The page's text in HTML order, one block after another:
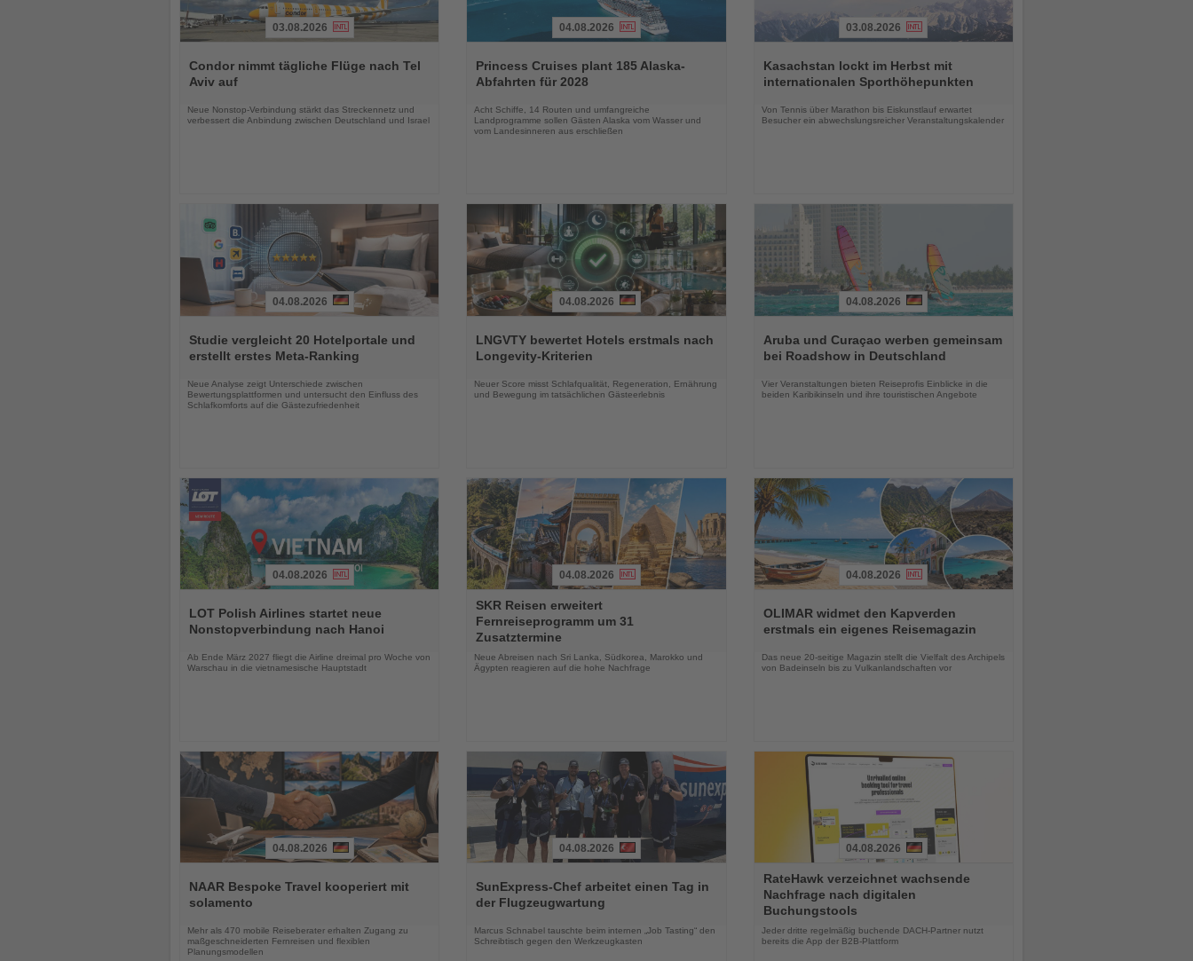
Sie
die
03.08.2026
Condor nimmt tägliche Flüge nach Tel
Aviv auf
Neue Nonstop-Verbindung stärkt das Streckennetz und
verbessert die Anbindung zwischen Deutschland und Israel
Sie
die
04.08.2026
Princess Cruises plant 185 Alaska-
Abfahrten für 2028
Acht Schiffe, 14 Routen und umfangreiche
Landprogramme sollen Gästen Alaska vom Wasser und
vom Landesinneren aus erschließen
Sie
die
03.08.2026
Kasachstan lockt im Herbst mit
internationalen Sporthöhepunkten
Von Tennis über Marathon bis Eiskunstlauf erwartet
Besucher ein abwechslungsreicher Veranstaltungskalender
Sie
die
04.08.2026
Studie vergleicht 20 Hotelportale und
erstellt erstes Meta-Ranking
Neue Analyse zeigt Unterschiede zwischen
Bewertungsplattformen und untersucht den Einfluss des
Schlafkomforts auf die Gästezufriedenheit
Sie
die
Nachrichten
04.08.2026
LNGVTY bewertet Hotels erstmals nach
Longevity-Kriterien
Neuer Score misst Schlafqualität, Regeneration, Ernährung
und Bewegung im tatsächlichen Gästeerlebnis
Sie
die
04.08.2026
Aruba und Curaçao werben gemeinsam
bei Roadshow in Deutschland
Vier Veranstaltungen bieten Reiseprofis Einblicke in die
beiden Karibikinseln und ihre touristischen Angebote
Sie
die
Nachrichten
04.08.2026
LOT Polish Airlines startet neue
Nonstopverbindung nach Hanoi
Ab Ende März 2027 fliegt die Airline dreimal pro Woche von
Warschau in die vietnamesische Hauptstadt
Sie
die
Nachrichten
04.08.2026
SKR Reisen erweitert
Fernreiseprogramm um 31
Zusatztermine
Neue Abreisen nach Sri Lanka, Südkorea, Marokko und
Ägypten reagieren auf die hohe Nachfrage
Sie
die
04.08.2026
OLIMAR widmet den Kapverden
erstmals ein eigenes Reisemagazin
Das neue 20-seitige Magazin stellt die Vielfalt des Archipels
von Badeinseln bis zu Vulkanlandschaften vor
Sie
die
04.08.2026
NAAR Bespoke Travel kooperiert mit
solamento
Mehr als 470 mobile Reiseberater erhalten Zugang zu
maßgeschneiderten Fernreisen und flexiblen
Planungsmodellen
Sie
die
Nachrichten
04.08.2026
SunExpress-Chef arbeitet einen Tag in
der Flugzeugwartung
Marcus Schnabel tauschte beim internen „Job Tasting“ den
Schreibtisch gegen den Werkzeugkasten
Sie
die
Nachrichten
04.08.2026
RateHawk verzeichnet wachsende
Nachfrage nach digitalen
Buchungstools
Jeder dritte regelmäßig buchende DACH-Partner nutzt
bereits die App der B2B-Plattform